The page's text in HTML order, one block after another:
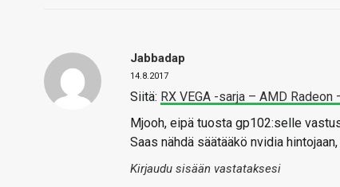
Jabbadap
14.8.2017
Siitä: RX VEGA -sarja – AMD
Mjooh, eipä tuosta gp102:selle
Saas nähdä säätääkö nvidia
Kirjaudu sisään vastataksesi